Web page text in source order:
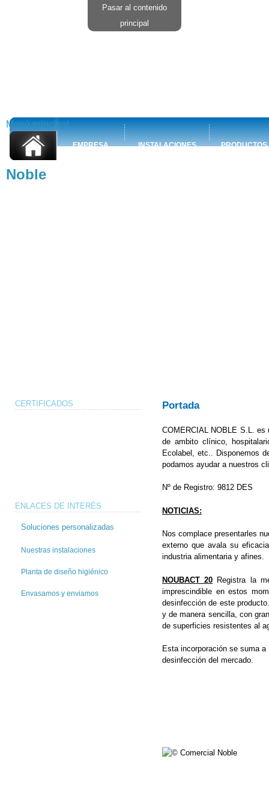
Pasar al contenido
principal
Menú principal
EMPRESA INSTALACIONES PRODUCTOS
Noble
Portada
COMERCIAL NOBLE S.L. es
de ambito clínico,
Ecolabel, etc.. Disponemos
podamos ayudar a nuestros
Nº de Registro: 9812 DES
NOTICIAS:
Nos complace presentarles
externo que avala su
industria alimentaria y afines.
NOUBACT 20 Registra la
imprescindible en estos
desinfección de este
y de manera sencilla, con
de superficies resistentes al
Esta incorporación se suma
desinfección del mercado.
CERTIFICADOS
ENLACES DE INTERÉS
Soluciones personalizadas
Nuestras instalaciones
Planta de diseño higiénico
Envasamos y enviamos